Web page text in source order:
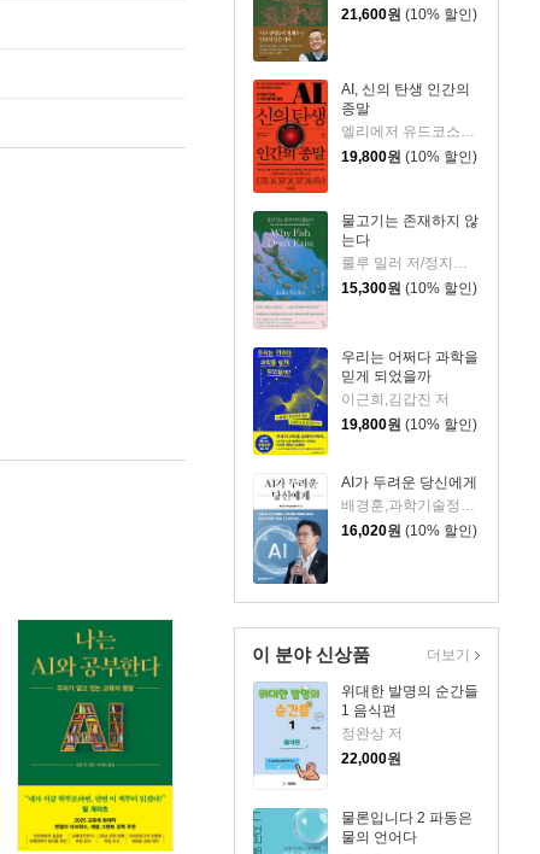
21,600원 (10% 할인)
AI, 신의 탄생 인간의
종말
19,800원 (10% 할인)
물고기는 존재하지 않
는다
룰루 밀러 저/정지인 역
15,300원 (10% 할인)
우리는 어쩌다 과학을
믿게 되었을까
이근희,김갑진 저
19,800원 (10% 할인)
AI가 두려운 당신에게
16,020원 (10% 할인)
이 분야 신상품
위대한 발명의 순간들
1 음식편
정완상 저
22,000원
물론입니다 2 파동은
물의 언어다
더보기